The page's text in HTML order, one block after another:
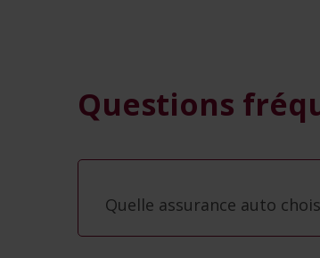
Questions
Quelle assurance auto